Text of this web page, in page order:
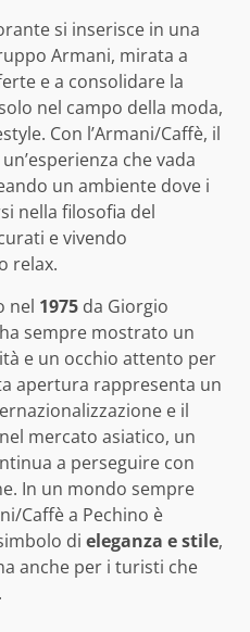
si inserisce in una
Armani, mirata a
e a consolidare la
nel campo della moda,
Con l’Armani/Caffè, il
che vada
un ambiente dove i
nella filosofia del
e vivendo
relax.
nel 1975 da Giorgio
sempre mostrato un
e un occhio attento per
apertura rappresenta un
e il
mercato asiatico, un
a perseguire con
In un mondo sempre
Caffè a Pechino è
di eleganza e stile,
anche per i turisti che